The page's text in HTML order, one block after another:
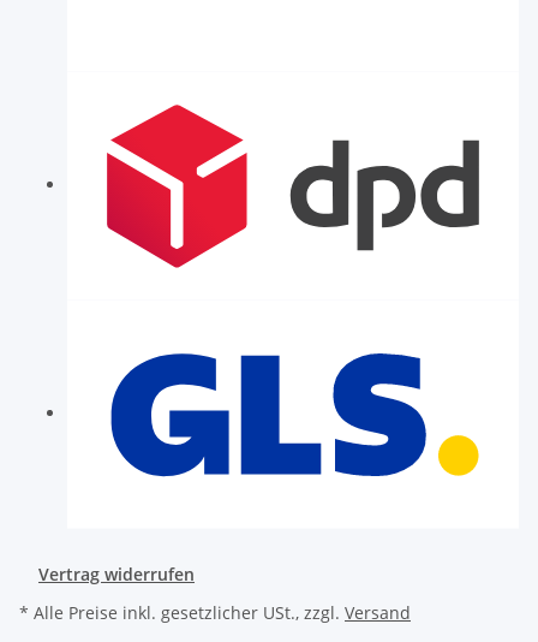
Vertrag widerrufen
* Alle Preise inkl. gesetzlicher USt., zzgl. Versand